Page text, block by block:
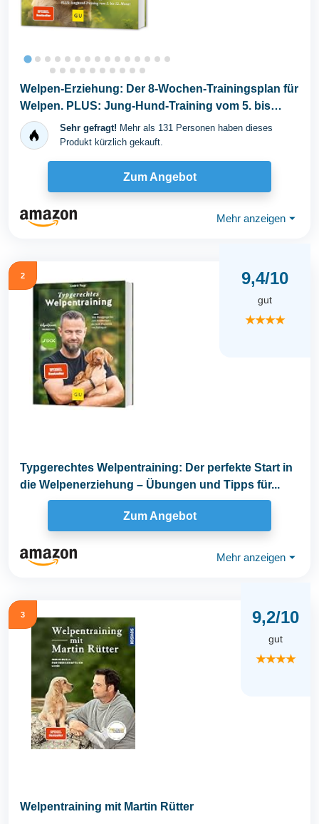
Welpen-Erziehung: Der 8-Wochen-Trainingsplan für
Welpen. PLUS: Jung-Hund-Training vom 5. bis
zum...
Sehr gefragt! Mehr als 131 Personen haben dieses
Produkt kürzlich gekauft.
Zum Angebot
Mehr anzeigen ⏷
2 9,4/10
gut
★★★★
Typgerechtes Welpentraining: Der perfekte Start in
die Welpenerziehung – Übungen und Tipps für...
Zum Angebot
Mehr anzeigen ⏷
3 9,2/10
gut
★★★★
Welpentraining mit Martin Rütter